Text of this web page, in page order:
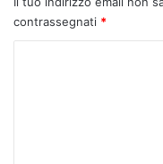
contrassegnati *